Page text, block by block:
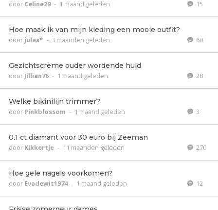
door Celine29 - 1 maand geleden 15
Hoe maak ik van mijn kleding een mooie outfit?
door jules* - 3 maanden geleden 60
Gezichtscrème ouder wordende huid
door Jillian76 - 1 maand geleden 28
Welke bikinilijn trimmer?
door Pinkblossom - 1 maand geleden 3
0.1 ct diamant voor 30 euro bij Zeeman
door Kikkertje - 11 maanden geleden 270
Hoe gele nagels voorkomen?
door Evadewit1974 - 1 maand geleden 12